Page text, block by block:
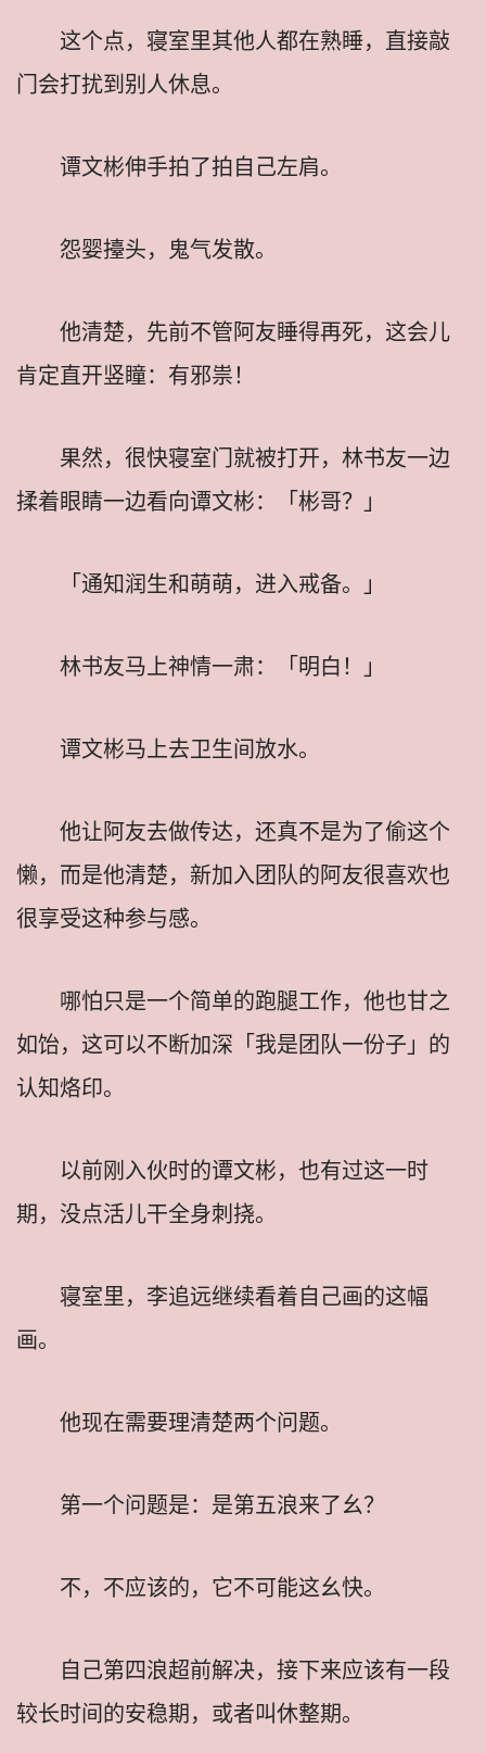
这个点，寝室里其他人都在熟睡，直接敲
门会打扰到别人休息。
谭文彬伸手拍了拍自己左肩。
怨婴擡头，鬼气发散。
他清楚，先前不管阿友睡得再死，这会儿
肯定直开竖瞳：有邪祟！
果然，很快寝室门就被打开，林书友一边
揉着眼睛一边看向谭文彬：「彬哥？」
「通知润生和萌萌，进入戒备。」
林书友马上神情一肃：「明白！」
谭文彬马上去卫生间放水。
他让阿友去做传达，还真不是为了偷这个
懒，而是他清楚，新加入团队的阿友很喜欢也
很享受这种参与感。
哪怕只是一个简单的跑腿工作，他也甘之
如饴，这可以不断加深「我是团队一份子」的
认知烙印。
以前刚入伙时的谭文彬，也有过这一时
期，没点活儿干全身刺挠。
寝室里，李追远继续看着自己画的这幅
画。
他现在需要理清楚两个问题。
第一个问题是：是第五浪来了幺？
不，不应该的，它不可能这幺快。
自己第四浪超前解决，接下来应该有一段
较长时间的安稳期，或者叫休整期。